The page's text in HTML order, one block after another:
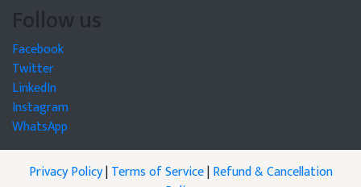
Follow us
Facebook
Twitter
LinkedIn
Instagram
WhatsApp
Privacy Policy|Terms of Service|Refund & Cancellation